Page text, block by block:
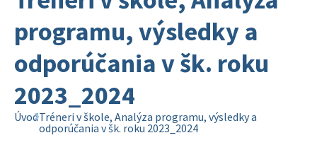
programu, výsledky a
odporúčania v šk. roku
2023_2024
ÚvodTréneri v škole, Analýza programu, výsledky a
odporúčania v šk. roku 2023_2024